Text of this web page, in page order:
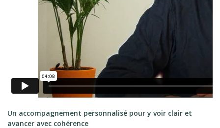
Un accompagnement personnalisé pour y voir clair et
avancer avec cohérence